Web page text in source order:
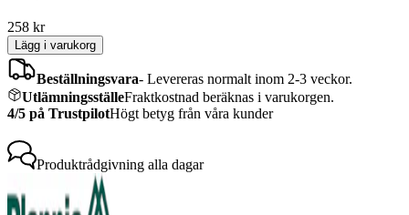
258 kr
Lägg i varukorg
Beställningsvara- Levereras normalt inom 2-3 veckor.
UtlämningsställeFraktkostnad beräknas i varukorgen.
4/5 på TrustpilotHögt betyg från våra kunder
Produktrådgivning alla dagar